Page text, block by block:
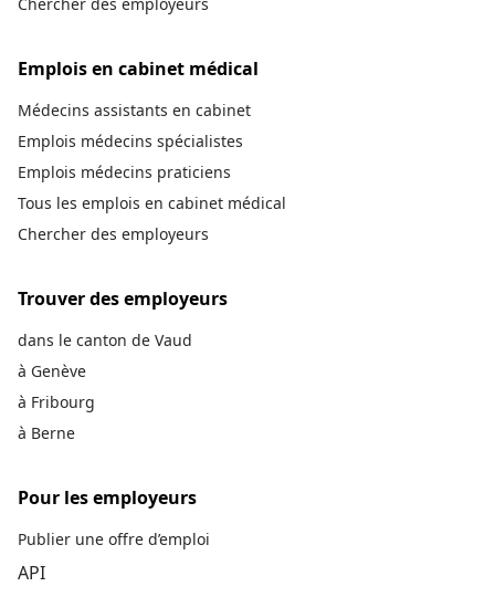
Emplois en cabinet médical
Médecins assistants en cabinet
Emplois médecins spécialistes
Emplois médecins praticiens
Tous les emplois en cabinet médical
Chercher des employeurs
Trouver des employeurs
dans le canton de Vaud
à Genève
à Fribourg
à Berne
Pour les employeurs
Publier une offre d’emploi
API